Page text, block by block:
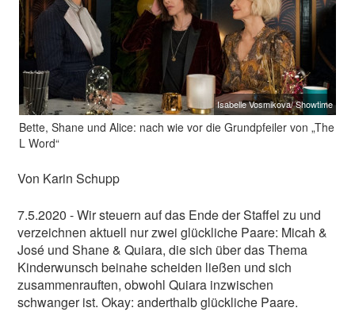
Isabelle Vosmikova/ Showtime
Bette, Shane und Alice: nach wie vor die Grundpfeiler von „The
L Word“
Von Karin Schupp
7.5.2020 - Wir steuern auf das Ende der Staffel zu und
verzeichnen aktuell nur zwei glückliche Paare: Micah &
José und Shane & Quiara, die sich über das Thema
Kinderwunsch beinahe scheiden ließen und sich
zusammenrauften, obwohl Quiara inzwischen
schwanger ist. Okay: anderthalb glückliche Paare.